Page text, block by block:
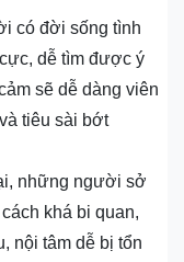
có đời sống tình
dễ tìm được ý
sẽ dễ dàng viên
tiêu sài bớt
những người sở
khá bi quan,
nội tâm dễ bị tổn